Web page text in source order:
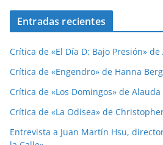
Entradas recientes
Crítica de «El Día D: Bajo Presión»
Crítica de «Engendro» de Hanna
Crítica de «Los Domingos» de
Crítica de «La Odisea» de
Entrevista a Juan Martín Hsu,